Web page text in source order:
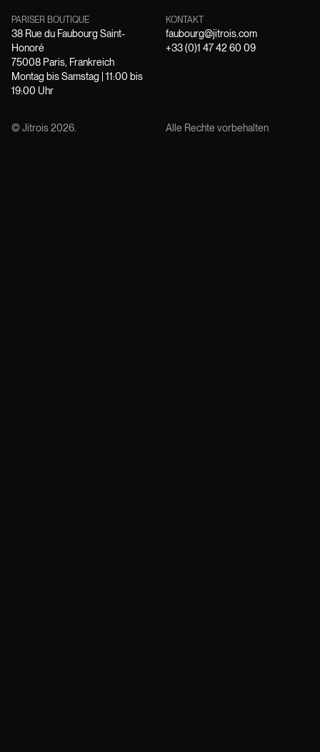
PARISER BOUTIQUE
38 Rue du Faubourg Saint-
Honoré
75008 Paris, Frankreich
Montag bis Samstag | 11:00 bis
19:00 Uhr
KONTAKT
faubourg@jitrois.com
+33 (0)1 47 42 60 09
© Jitrois2026 Alle Rechte vorbehalten